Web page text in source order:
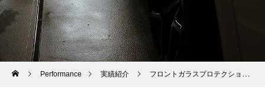
Performance 実績紹介 フロントガラスプロテクションフィルム・ロッカーパネルプロテクションフィルム